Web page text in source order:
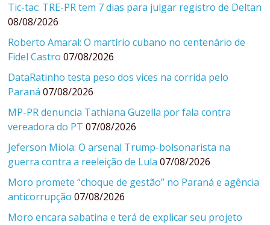
Tic-tac: TRE-PR tem 7 dias para julgar registro de Deltan
08/08/2026
Roberto Amaral: O martírio cubano no centenário de
Fidel Castro 07/08/2026
DataRatinho testa peso dos vices na corrida pelo
Paraná 07/08/2026
MP-PR denuncia Tathiana Guzella por fala contra
vereadora do PT 07/08/2026
Jeferson Miola: O arsenal Trump-bolsonarista na
guerra contra a reeleição de Lula 07/08/2026
Moro promete “choque de gestão” no Paraná e agência
anticorrupção 07/08/2026
Moro encara sabatina e terá de explicar seu projeto